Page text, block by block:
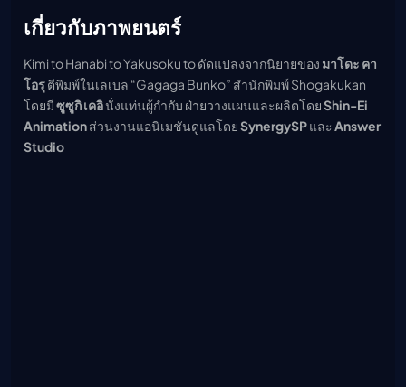
เกี่ยวกับภาพยนตร์
Kimi to Hanabi to Yakusoku to ดัดแปลงจากนิยายของ มาโดะ คา
โอรุตีพิมพ์ในเลเบล “Gagaga Bunko” สำนักพิมพ์ Shogakukan
โดยมีซูซูกิ เคอินั่งแท่นผู้กำกับ ฝ่ายวางแผนและผลิตโดยShin-Ei
Animationส่วนงานแอนิเมชันดูแลโดยSynergySPและ Answer
Studio